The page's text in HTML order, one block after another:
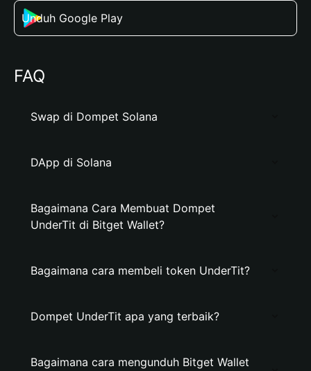
Unduh Google Play
FAQ
Swap di Dompet Solana
DApp di Solana
Bagaimana Cara Membuat Dompet
UnderTit di Bitget Wallet?
Bagaimana cara membeli token UnderTit?
Dompet UnderTit apa yang terbaik?
Bagaimana cara mengunduh Bitget Wallet